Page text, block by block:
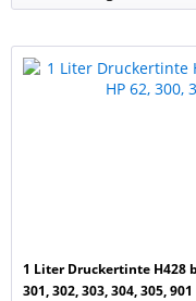
1 Liter Druckertinte H428
301, 302, 303, 304, 305, 901